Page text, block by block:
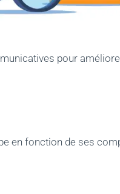
pour
en fonction de ses